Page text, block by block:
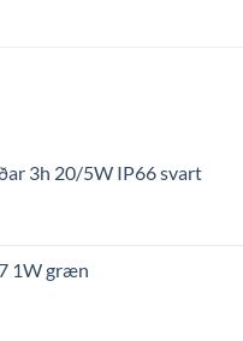
3h 20/5W IP66 svart
1W græn